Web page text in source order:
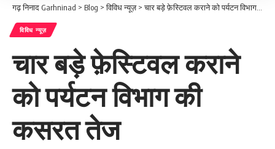
गढ़ निनाद Garhninad > Blog >विविध न्यूज़>चार बड़े फ़ेस्टिवल कराने को पर्यटन विभाग की कसरत तेज
विविध न्यूज़
चार बड़े फ़ेस्टिवल कराने
को पर्यटन विभाग की
कसरत तेज